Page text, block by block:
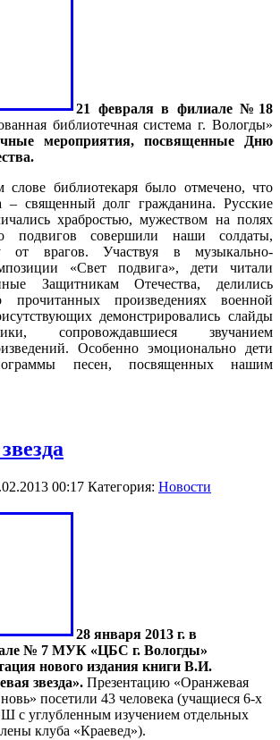
21 февраля в филиале №18
библиотечная система г. Вологды»
мероприятия, посвященные Дню
слове библиотекаря было отмечено, что
– священный долг гражданина. Русские
храбростью, мужеством на полях
подвигов совершили наши солдаты,
от врагов. Участвуя в музыкально-
«Свет подвига», дети читали
Защитникам Отечества, делились
прочитанных произведениях военной
демонстрировались слайды
сопровождавшиеся звучанием
Особенно эмоционально дети
песен, посвященных нашим
00:17 Категория: Новости
28 января 2013 г. в
№ 7 МУК «ЦБС г. Вологды»
нового издания книги В.И.
звезда». Презентацию «Оранжевая
посетили 43 человека (учащиеся 6-х
с углубленным изучением отдельных
клуба «Краевед»).